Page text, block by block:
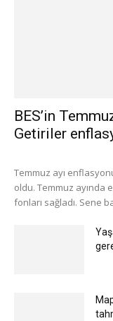
BES’in
Getiriler
Temmuz ayı
oldu. Temmuz ayında
fonları sağladı. Sene